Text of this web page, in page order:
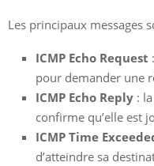
Les principaux messages
ICMP Echo Request
pour demander une
ICMP Echo Reply :
confirme qu’elle est
ICMP Time
d’atteindre sa